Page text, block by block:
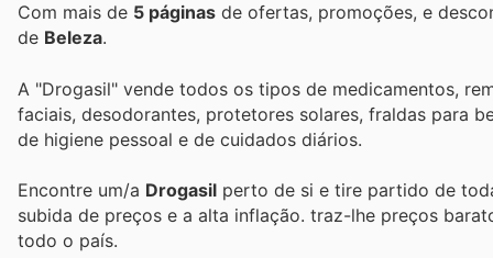
Com mais de 5 páginas de ofertas, promoções, e
de Beleza.
A "Drogasil" vende todos os tipos de medicamentos,
faciais, desodorantes, protetores solares, fraldas para
de higiene pessoal e de cuidados diários.
Encontre um/a Drogasil perto de si e tire partido de
subida de preços e a alta inflação. traz-lhe preços
todo o país.